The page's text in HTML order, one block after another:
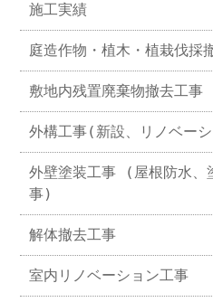
施工実績
庭造作物・植木・植栽伐採
敷地内残置廃棄物撤去工事
外構工事(新設、リノベー
外壁塗装工事 (屋根防水、
事)
解体撤去工事
室内リノベーション工事